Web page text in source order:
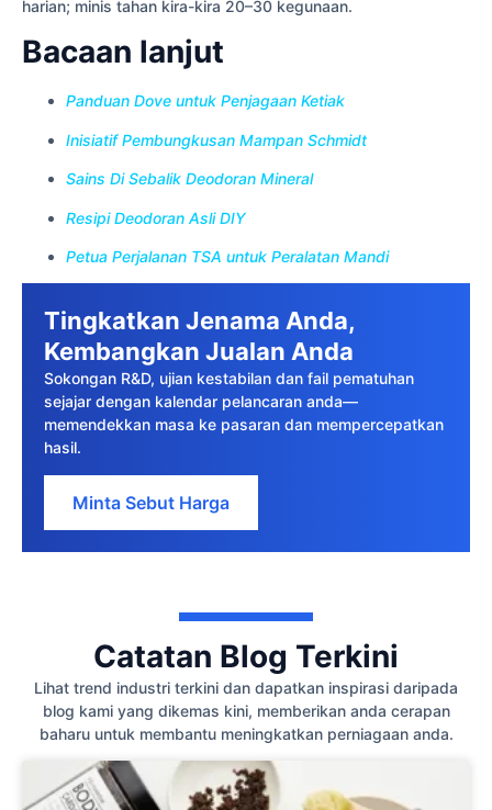
harian; minis tahan kira-kira 20–30 kegunaan.
Bacaan lanjut
Panduan Dove untuk Penjagaan Ketiak
Inisiatif Pembungkusan Mampan Schmidt
Sains Di Sebalik Deodoran Mineral
Resipi Deodoran Asli DIY
Petua Perjalanan TSA untuk Peralatan Mandi
Tingkatkan Jenama Anda,
Kembangkan Jualan Anda
Sokongan R&D, ujian kestabilan dan fail pematuhan
sejajar dengan kalendar pelancaran anda—
memendekkan masa ke pasaran dan mempercepatkan
hasil.
Minta Sebut Harga
Catatan Blog Terkini
Lihat trend industri terkini dan dapatkan inspirasi daripada
blog kami yang dikemas kini, memberikan anda cerapan
baharu untuk membantu meningkatkan perniagaan anda.